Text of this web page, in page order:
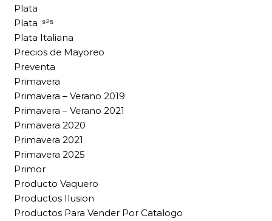
Plata
Plata .⁹²⁵
Plata Italiana
Precios de Mayoreo
Preventa
Primavera
Primavera – Verano 2019
Primavera – Verano 2021
Primavera 2020
Primavera 2021
Primavera 2025
Primor
Producto Vaquero
Productos Ilusion
Productos Para Vender Por Catalogo